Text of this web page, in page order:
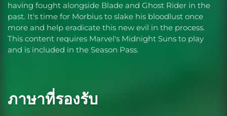
having fought alongside Blade and Ghost Rider in the
past. It's time for Morbius to slake his bloodlust once
more and help eradicate this new evil in the process.
This content requires Marvel's Midnight Suns to play
and is included in the Season Pass.
ภาษาที่รองรับ